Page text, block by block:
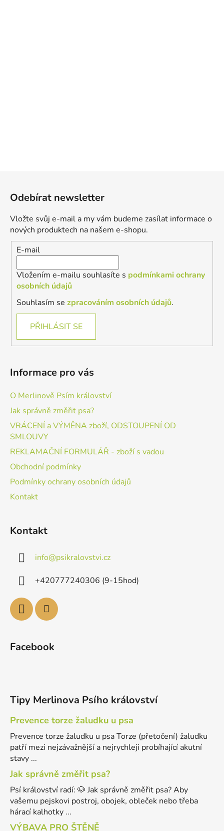
Odebírat newsletter
Vložte svůj e-mail a my vám budeme zasílat informace o
nových produktech na našem e-shopu.
E-mail
Vložením e-mailu souhlasíte s podmínkami ochrany
osobních údajů
Souhlasím se zpracováním osobních údajů.
PŘIHLÁSIT SE
Informace pro vás
O Merlinově Psím království
Jak správně změřit psa?
VRÁCENÍ a VÝMĚNA zboží, ODSTOUPENÍ OD
SMLOUVY
REKLAMAČNÍ FORMULÁŘ - zboží s vadou
Obchodní podmínky
Podmínky ochrany osobních údajů
Kontakt
Kontakt
info@psikralovstvi.cz
+420777240306 (9-15hod)
Facebook
Tipy Merlinova Psího království
Prevence torze žaludku u psa
Prevence torze žaludku u psa Torze (přetočení) žaludku
patří mezi nejzávažnější a nejrychleji probíhající akutní
stavy ...
Jak správně změřit psa?
Psí království radí: 🐶 Jak správně změřit psa? Aby
vašemu pejskovi postroj, obojek, obleček nebo třeba
hárací kalhotky ...
VÝBAVA PRO ŠTĚNĚ